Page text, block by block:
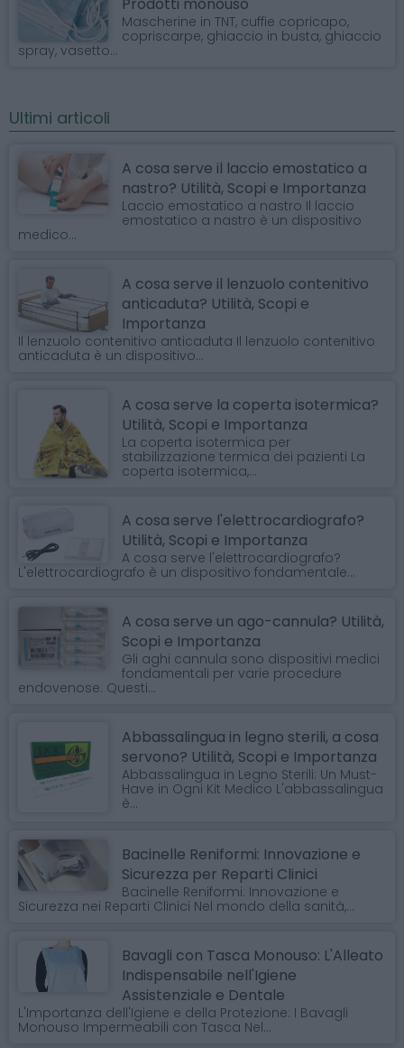
Mascherine in TNT, cuffie copricapo,
copriscarpe, ghiaccio in busta, ghiaccio
spray, vasetto...
Ultimi articoli
A cosa serve il laccio emostatico a
nastro? Utilità, Scopi e Importanza
Laccio emostatico a nastro Il laccio
emostatico a nastro è un dispositivo
medico...
A cosa serve il lenzuolo contenitivo
anticaduta? Utilità, Scopi e
Importanza
Il lenzuolo contenitivo anticaduta Il lenzuolo contenitivo
anticaduta è un dispositivo...
A cosa serve la coperta isotermica?
Utilità, Scopi e Importanza
La coperta isotermica per
stabilizzazione termica dei pazienti La
coperta isotermica,...
A cosa serve l'elettrocardiografo?
Utilità, Scopi e Importanza
A cosa serve l'elettrocardiografo?
L'elettrocardiografo è un dispositivo fondamentale...
A cosa serve un ago-cannula? Utilità,
Scopi e Importanza
Gli aghi cannula sono dispositivi medici
fondamentali per varie procedure
endovenose. Questi...
Abbassalingua in legno sterili, a cosa
servono? Utilità, Scopi e Importanza
Abbassalingua in Legno Sterili: Un Must-
Have in Ogni Kit Medico L'abbassalingua
è...
Bacinelle Reniformi: Innovazione e
Sicurezza per Reparti Clinici
Bacinelle Reniformi: Innovazione e
Sicurezza nei Reparti Clinici Nel mondo della sanità,...
Bavagli con Tasca Monouso: L'Alleato
Indispensabile nell'Igiene
Assistenziale e Dentale
L'Importanza dell'Igiene e della Protezione: I Bavagli
Monouso Impermeabili con Tasca Nel...